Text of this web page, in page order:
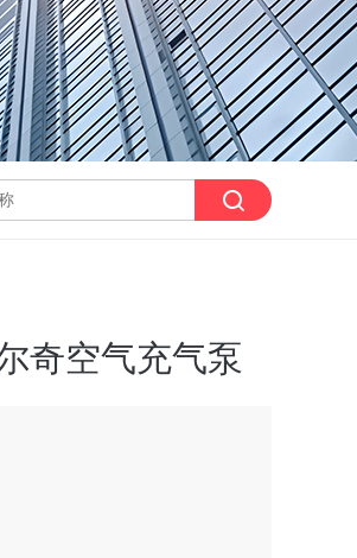
奇空气充气泵